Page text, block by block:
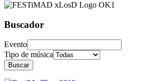
Buscador
Evento
Tipo de música
Buscar